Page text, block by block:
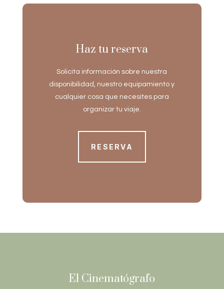
Haz tu reserva
Solicita información sobre nuestra
disponibilidad, nuestro equipamiento y
cualquier cosa que necesites para
organizar tu viaje.
RESERVA
El Cinematógrafo